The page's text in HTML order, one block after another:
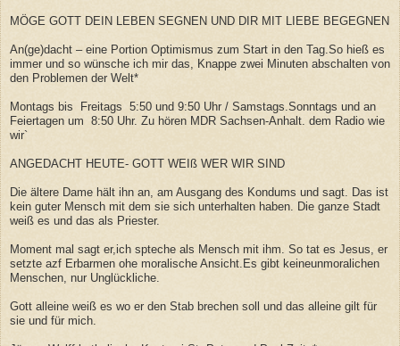
MÖGE GOTT DEIN LEBEN SEGNEN UND DIR MIT LIEBE BEGEGNEN
An(ge)dacht – eine Portion Optimismus zum Start in den Tag.So hieß es
immer und so wünsche ich mir das, Knappe zwei Minuten abschalten von
den Problemen der Welt*
Montags bis Freitags 5:50 und 9:50 Uhr / Samstags.Sonntags und an
Feiertagen um 8:50 Uhr. Zu hören MDR Sachsen-Anhalt. dem Radio wie
wir`
ANGEDACHT HEUTE- GOTT WEIß WER WIR SIND
Die ältere Dame hält ihn an, am Ausgang des Kondums und sagt. Das ist
kein guter Mensch mit dem sie sich unterhalten haben. Die ganze Stadt
weiß es und das als Priester.
Moment mal sagt er,ich spteche als Mensch mit ihm. So tat es Jesus, er
setzte azf Erbarmen ohe moralische Ansicht.Es gibt keineunmoralichen
Menschen, nur Unglückliche.
Gott alleine weiß es wo er den Stab brechen soll und das alleine gilt für
sie und für mich.